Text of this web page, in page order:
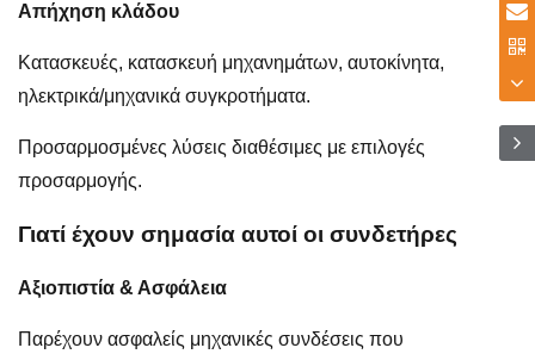
Απήχηση κλάδου
Κατασκευές, κατασκευή μηχανημάτων, αυτοκίνητα,
ηλεκτρικά/μηχανικά συγκροτήματα.
Προσαρμοσμένες λύσεις διαθέσιμες με επιλογές
προσαρμογής.
Γιατί έχουν σημασία αυτοί οι συνδετήρες
Αξιοπιστία & Ασφάλεια
Παρέχουν ασφαλείς μηχανικές συνδέσεις που